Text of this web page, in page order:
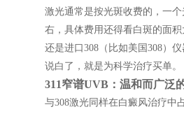
激光通常是按光斑收费的，一
右，具体费用还得看白斑的面
还是进口308（比如美国308）仪
说白了，就是为科学治疗买单。
311窄谱UVB：温和而广泛
与308激光同样在白癜风治疗中